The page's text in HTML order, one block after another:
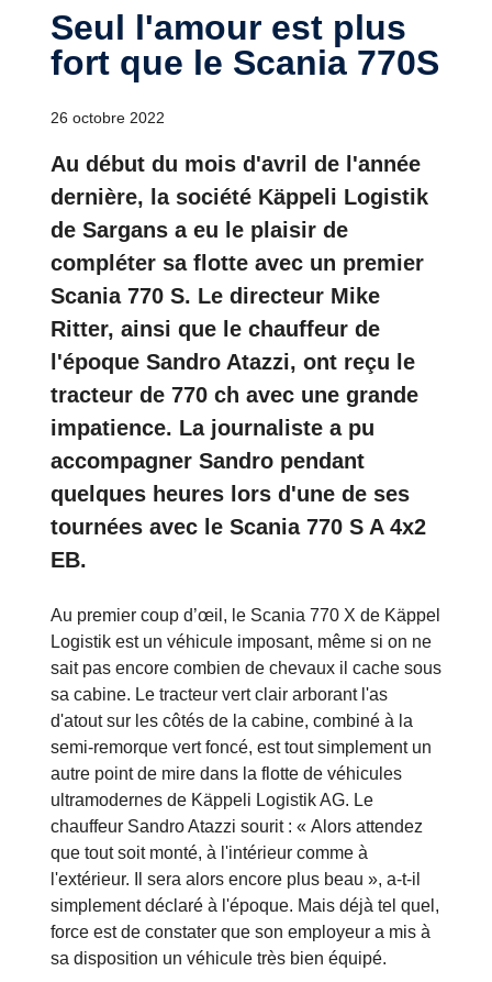
Seul l'amour est plus
fort que le Scania 770S
26 octobre 2022
Au début du mois d'avril de l'année
dernière, la société Käppeli Logistik
de Sargans a eu le plaisir de
compléter sa flotte avec un premier
Scania 770 S. Le directeur Mike
Ritter, ainsi que le chauffeur de
l'époque Sandro Atazzi, ont reçu le
tracteur de 770 ch avec une grande
impatience. La journaliste a pu
accompagner Sandro pendant
quelques heures lors d'une de ses
tournées avec le Scania 770 S A 4x2
EB.
Au premier coup d’œil, le Scania 770 X de Käppel
Logistik est un véhicule imposant, même si on ne
sait pas encore combien de chevaux il cache sous
sa cabine. Le tracteur vert clair arborant l'as
d'atout sur les côtés de la cabine, combiné à la
semi-remorque vert foncé, est tout simplement un
autre point de mire dans la flotte de véhicules
ultramodernes de Käppeli Logistik AG. Le
chauffeur Sandro Atazzi sourit : « Alors attendez
que tout soit monté, à l'intérieur comme à
l'extérieur. Il sera alors encore plus beau », a-t-il
simplement déclaré à l'époque. Mais déjà tel quel,
force est de constater que son employeur a mis à
sa disposition un véhicule très bien équipé.